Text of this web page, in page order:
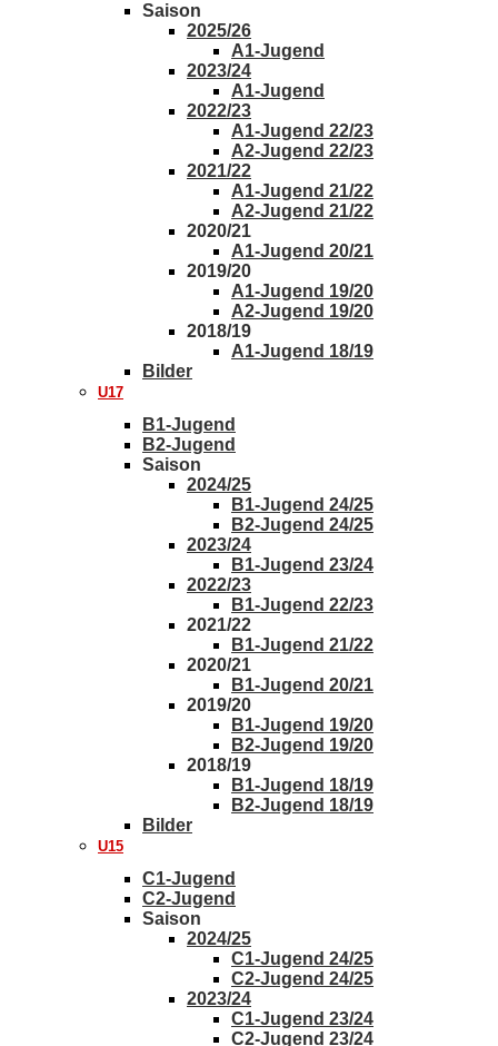
Saison
2025/26
A1-Jugend
2023/24
A1-Jugend
2022/23
A1-Jugend 22/23
A2-Jugend 22/23
2021/22
A1-Jugend 21/22
A2-Jugend 21/22
2020/21
A1-Jugend 20/21
2019/20
A1-Jugend 19/20
A2-Jugend 19/20
2018/19
A1-Jugend 18/19
Bilder
U17
B1-Jugend
B2-Jugend
Saison
2024/25
B1-Jugend 24/25
B2-Jugend 24/25
2023/24
B1-Jugend 23/24
2022/23
B1-Jugend 22/23
2021/22
B1-Jugend 21/22
2020/21
B1-Jugend 20/21
2019/20
B1-Jugend 19/20
B2-Jugend 19/20
2018/19
B1-Jugend 18/19
B2-Jugend 18/19
Bilder
U15
C1-Jugend
C2-Jugend
Saison
2024/25
C1-Jugend 24/25
C2-Jugend 24/25
2023/24
C1-Jugend 23/24
C2-Jugend 23/24